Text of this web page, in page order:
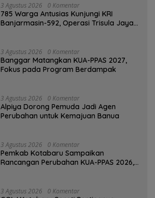
3 Agustus 2026 0 Komentar
785 Warga Antusias Kunjungi KRI
Banjarmasin-592, Operasi Trisula Jaya
3 Agustus 2026 0 Komentar
‎Banggar Matangkan KUA-PPAS 2027,
Fokus pada Program Berdampak
3 Agustus 2026 0 Komentar
‎Alpiya Dorong Pemuda Jadi Agen
Perubahan untuk Kemajuan Banua ‎
3 Agustus 2026 0 Komentar
Pemkab Kotabaru Sampaikan
Rancangan Perubahan KUA-PPAS 2026,
3 Agustus 2026 0 Komentar